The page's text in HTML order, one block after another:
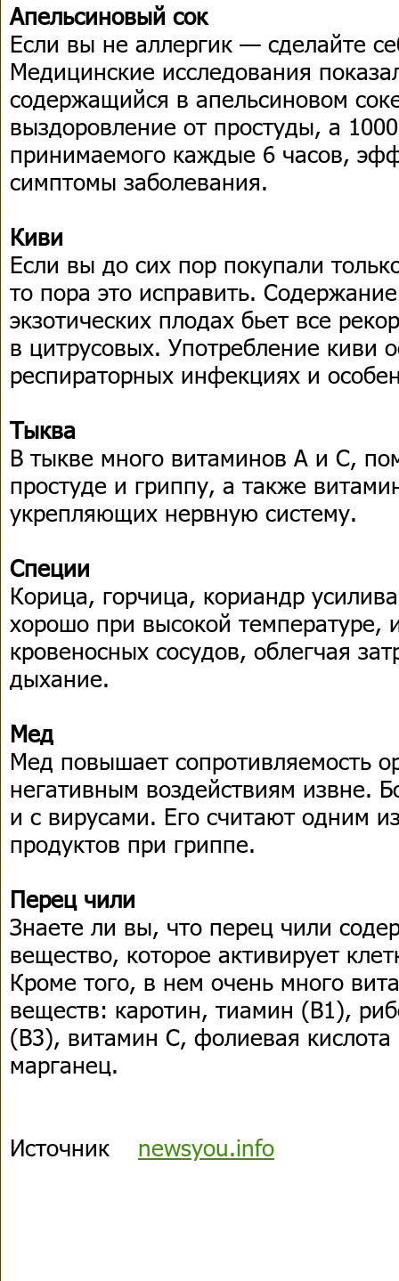
Апельсиновый сок
Если вы не аллергик — сделайте
Медицинские исследования
содержащийся в апельсиновом
выздоровление от простуды, а
принимаемого каждые 6 часов,
симптомы заболевания.
Киви
Если вы до сих пор покупали
то пора это исправить.
экзотических плодах бьет все
в цитрусовых. Употребление киви
респираторных инфекциях и
Тыква
В тыкве много витаминов А и С,
простуде и гриппу, а также
укрепляющих нервную систему.
Специи
Корица, горчица, кориандр
хорошо при высокой температуре,
кровеносных сосудов, облегчая
дыхание.
Мед
Мед повышает сопротивляемость
негативным воздействиям извне.
и с вирусами. Его считают одним
продуктов при гриппе.
Перец чили
Знаете ли вы, что перец чили
вещество, которое активирует
Кроме того, в нем очень много
веществ: каротин, тиамин (В1),
(В3), витамин С, фолиевая
марганец.
Источник newsyou.info